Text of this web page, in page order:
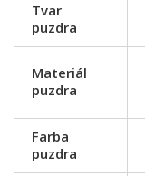
Tvar
puzdra
Materiál
puzdra
Farba
puzdra